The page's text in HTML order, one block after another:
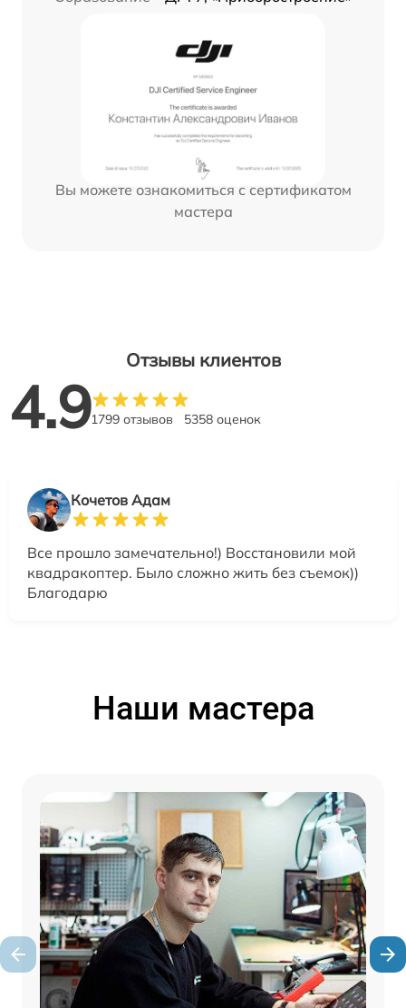
Вы можете ознакомиться с сертификатом
мастера
Отзывы клиентов
4.91799 отзывов 5358 оценок
Кочетов Адам
Все прошло замечательно!) Восстановили мой
квадракоптер. Было сложно жить без съемок))
Благодарю
Наши мастера